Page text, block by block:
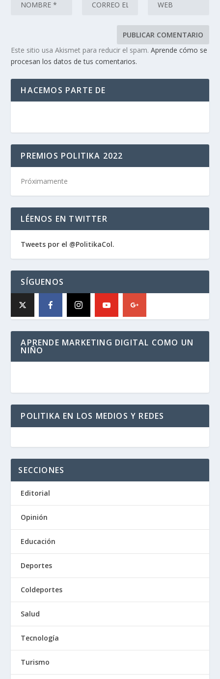
Este sitio usa Akismet para reducir el spam.Aprende cómo se
procesan los datos de tus comentarios.
HACEMOS PARTE DE
PREMIOS POLITIKA 2022
Próximamente
LÉENOS EN TWITTER
Tweets por el @PolitikaCol.
SÍGUENOS
APRENDE MARKETING DIGITAL COMO UN
NIÑO
POLITIKA EN LOS MEDIOS Y REDES
SECCIONES
Editorial
Opinión
Educación
Deportes
Coldeportes
Salud
Tecnología
Turismo